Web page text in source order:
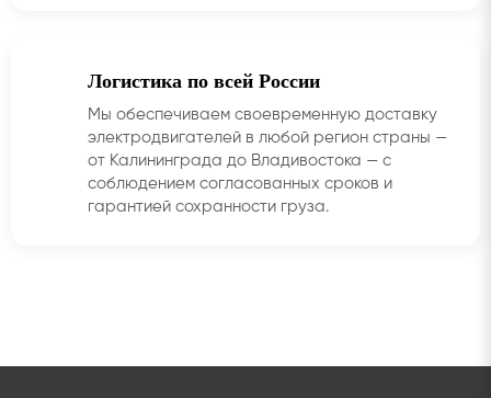
Логистика по всей России
Мы обеспечиваем своевременную доставку
электродвигателей в любой регион страны —
от Калининграда до Владивостока — с
соблюдением согласованных сроков и
гарантией сохранности груза.